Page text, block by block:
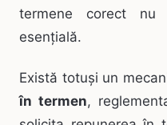
termene corect
esențială.
Există totuși un
în termen,